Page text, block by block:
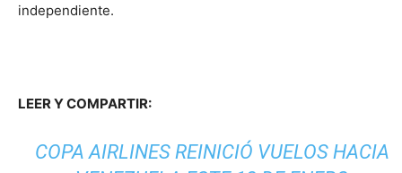
independiente.
LEER Y COMPARTIR:
COPA AIRLINES REINICIÓ VUELOS HACIA